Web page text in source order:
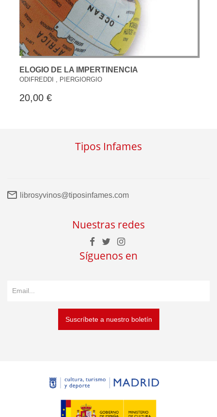
ELOGIO DE LA IMPERTINENCIA
ODIFREDDI , PIERGIORGIO
20,00 €
Tipos Infames
librosyvinos@tiposinfames.com
Nuestras redes
Síguenos en
Suscríbete a nuestro boletín